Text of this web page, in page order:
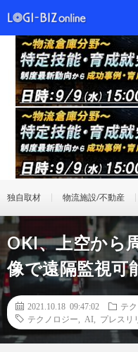
独自取材 物流施設/不動産
OKI、上空から
像で遠隔監視可
2021.10.18 09:47:02
テ
テクノロジー
AI プレスリ